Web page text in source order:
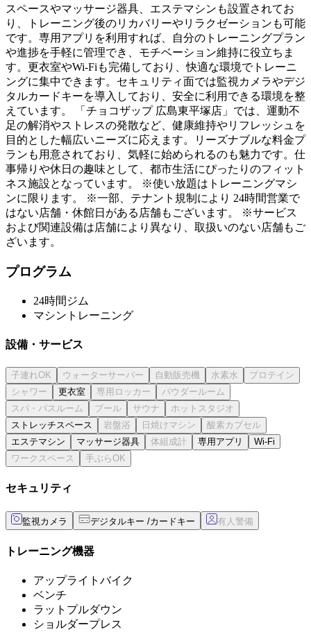
スペースやマッサージ器具、エステマシンも設置されてお
り、トレーニング後のリカバリーやリラクゼーションも可能
です。専用アプリを利用すれば、自分のトレーニングプラン
や進捗を手軽に管理でき、モチベーション維持に役立ちま
す。更衣室やWi-Fiも完備しており、快適な環境でトレーニ
ングに集中できます。セキュリティ面では監視カメラやデジ
タルカードキーを導入しており、安全に利用できる環境を整
えています。 「チョコザップ 広島東平塚店」では、運動不
足の解消やストレスの発散など、健康維持やリフレッシュを
目的とした幅広いニーズに応えます。リーズナブルな料金プ
ランも用意されており、気軽に始められるのも魅力です。仕
事帰りや休日の趣味として、都市生活にぴったりのフィット
ネス施設となっています。 ※使い放題はトレーニングマシ
ンに限ります。 ※一部、テナント規制により 24時間営業で
はない店舗・休館日がある店舗もございます。 ※サービス
および関連設備は店舗により異なり、取扱いのない店舗もご
ざいます。
プログラム
24時間ジム
マシントレーニング
設備・サービス
更衣室
ストレッチスペース
エステマシン
マッサージ器具 専用アプリ Wi-Fi
セキュリティ
監視カメラ デジタルキー /カードキー
トレーニング機器
アップライトバイク
ベンチ
ラットプルダウン
ショルダープレス